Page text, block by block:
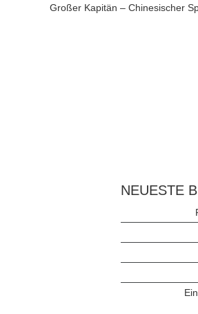
Großer Kapitän – Chinesischer
NEUESTE